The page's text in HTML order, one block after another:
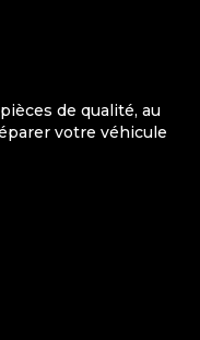
de qualité, au
votre véhicule